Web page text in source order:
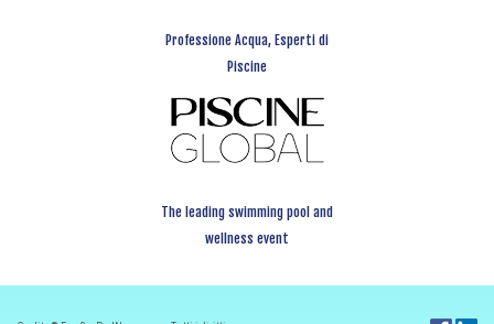
Professione Acqua, Esperti di
Piscine
The leading swimming pool and
wellness event